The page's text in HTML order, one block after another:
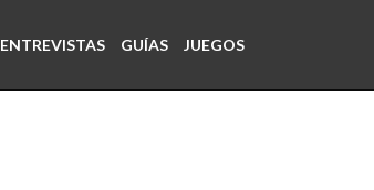
ENTREVISTAS GUÍAS JUEGOS